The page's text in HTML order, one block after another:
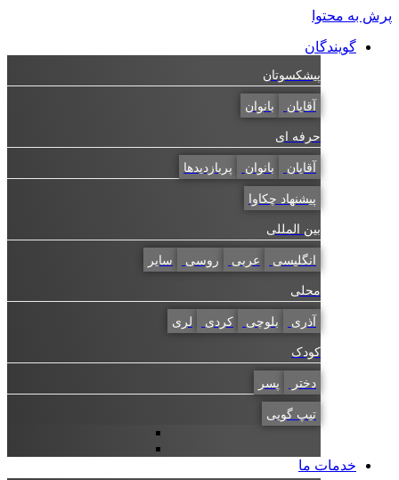
پرش به محتوا
گویندگان
پیشکسوتان
آقایان بانوان
حرفه ای
آقایان بانوان پربازدیدها
پیشنهاد چکاوا
بین المللی
انگلیسی عربی روسی سایر
محلی
آذری بلوچی کردی لری
کودک
دختر پسر
تیپ گویی
خدمات ما